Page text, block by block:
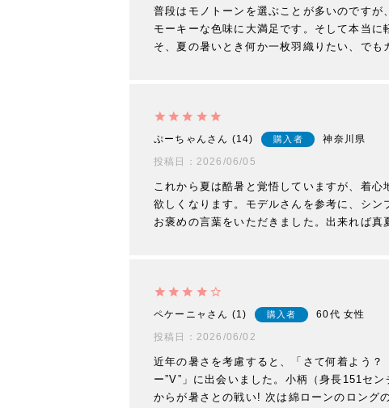
普段はモノトーンを選ぶことが多いのです
モーキーな色味に大満足です。そして本当
そ、夏の暑いとき何か一枚羽織りたい、でも
ぷーちゃん 14 購入者
神奈川県
投稿日
2026/06/05
これから夏は酷暑と覚悟していますが、着
欲しくなります。モデルさんを参考に、シ
お褒めの言葉をいただきました。出来れば真
ペケーニャ 1 購入者 60代 女性
投稿日
2026/06/02
近年の暑さを考慮すると、「さて何着よう
ー”V”」に出会いました。小柄（身長151セ
からが暑さとの戦い! 次は綿ローンのロング